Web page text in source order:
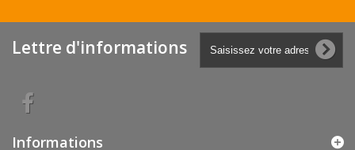
Lettre d'informations
Informations